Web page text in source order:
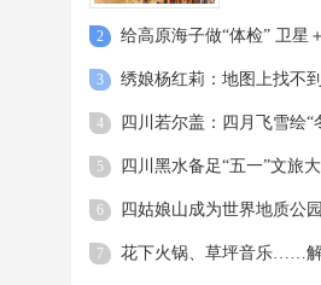
2
3
4
5
6 四姑娘山成为世界地质公园
7